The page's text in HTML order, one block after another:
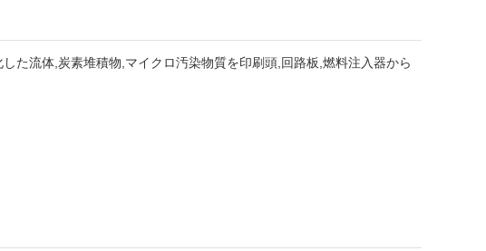
した流体,炭素堆積物,マイクロ汚染物質を印刷頭,回路板,燃料注入器から